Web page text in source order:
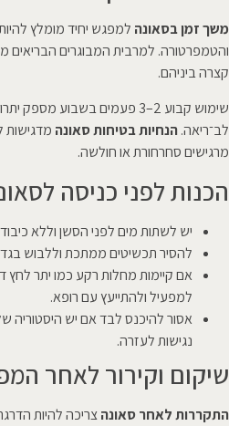
משך זמן בסאונה
קצרה ביניהם.
שימוש קבוע 2–3 פעמים בשבוע
לב־ריאה.הנחיות בטיחות סאונה
מרגישים סחרחורת או חולשה.
הכנות לפני כניסה
יש לשתות מים לפני הסשן וללא
להסיר תכשיטים ממתכת וללבוש
אם קיימות מחלות רקע כמו יתר לחץ
למפעיל ולהתייעץ עם רופא.
אסור להיכנס לבד אם יש היסטוריה
נגישות לעזרה.
שיקום וקירור לאחר
התקררות לאחר סאונהצריכה להיות